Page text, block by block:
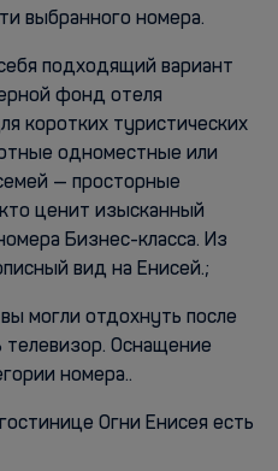
выбранного номера.
подходящий вариант
фонд отеля
коротких туристических
одноместные или
— просторные
ценит изысканный
Бизнес-класса. Из
вид на Енисей.;
могли отдохнуть после
телевизор. Оснащение
номера..
Огни Енисея есть